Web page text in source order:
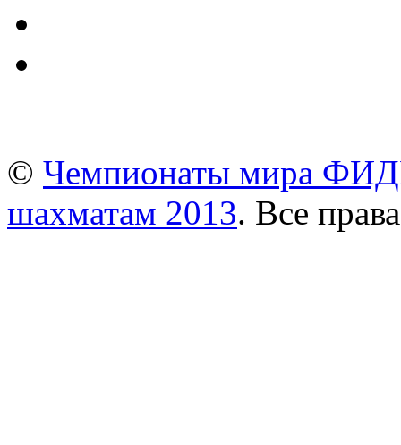
© Чемпионаты мира
шахматам 2013. Все